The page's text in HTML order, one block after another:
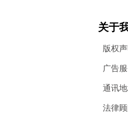
关于
版权
广告
通讯
法律